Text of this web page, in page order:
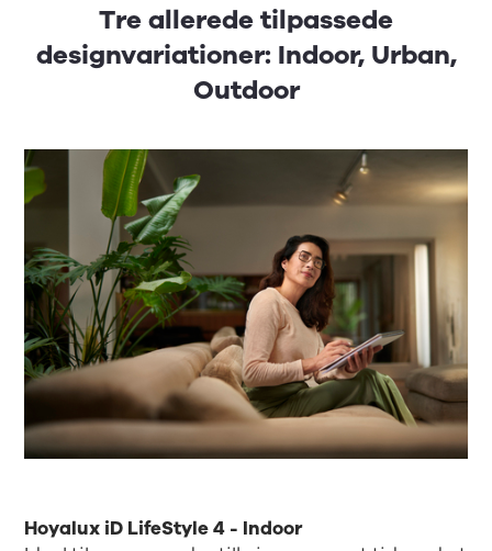
Tre allerede tilpassede
designvariationer: Indoor, Urban,
Outdoor
Hoyalux iD LifeStyle 4 - Indoor